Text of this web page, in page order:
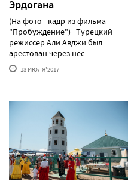
Эрдогана
(На фото - кадр из фильма
"Пробуждение") Турецкий
режиссер Али Авджи был
арестован через нес......
13 ИЮЛЯ'2017